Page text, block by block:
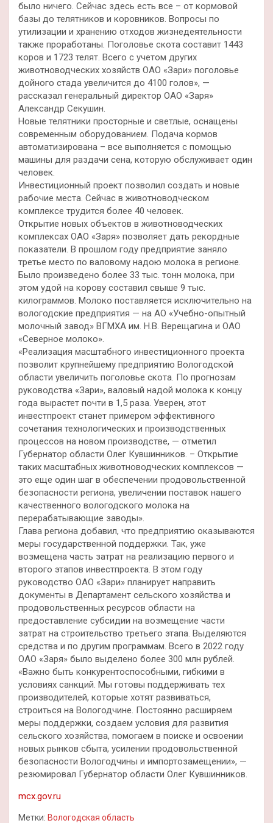
было ничего. Сейчас здесь есть все – от кормовой
базы до телятников и коровников. Вопросы по
утилизации и хранению отходов жизнедеятельности
также проработаны. Поголовье скота составит 1443
коров и 1723 телят. Всего с учетом других
животноводческих хозяйств ОАО «Зари» поголовье
дойного стада увеличится до 4100 голов», —
рассказал генеральный директор ОАО «Заря»
Александр Секушин.
Новые телятники просторные и светлые, оснащены
современным оборудованием. Подача кормов
автоматизирована – все выполняется с помощью
машины для раздачи сена, которую обслуживает один
человек.
Инвестиционный проект позволил создать и новые
рабочие места. Сейчас в животноводческом
комплексе трудится более 40 человек.
Открытие новых объектов в животноводческих
комплексах ОАО «Заря» позволяет дать рекордные
показатели. В прошлом году предприятие заняло
третье место по валовому надою молока в регионе.
Было произведено более 33 тыс. тонн молока, при
этом удой на корову составил свыше 9 тыс.
килограммов. Молоко поставляется исключительно на
вологодские предприятия — на АО «Учебно-опытный
молочный завод» ВГМХА им. Н.В. Верещагина и ОАО
«Северное молоко».
«Реализация масштабного инвестиционного проекта
позволит крупнейшему предприятию Вологодской
области увеличить поголовье скота. По прогнозам
руководства «Зари», валовый надой молока к концу
года вырастет почти в 1,5 раза. Уверен, этот
инвестпроект станет примером эффективного
сочетания технологических и производственных
процессов на новом производстве, — отметил
Губернатор области Олег Кувшинников. – Открытие
таких масштабных животноводческих комплексов —
это еще один шаг в обеспечении продовольственной
безопасности региона, увеличении поставок нашего
качественного вологодского молока на
перерабатывающие заводы».
Глава региона добавил, что предприятию оказываются
меры государственной поддержки. Так, уже
возмещена часть затрат на реализацию первого и
второго этапов инвестпроекта. В этом году
руководство ОАО «Зари» планирует направить
документы в Департамент сельского хозяйства и
продовольственных ресурсов области на
предоставление субсидии на возмещение части
затрат на строительство третьего этапа. Выделяются
средства и по другим программам. Всего в 2022 году
ОАО «Заря» было выделено более 300 млн рублей.
«Важно быть конкурентоспособными, гибкими в
условиях санкций. Мы готовы поддерживать тех
производителей, которые хотят развиваться,
строиться на Вологодчине. Постоянно расширяем
меры поддержки, создаем условия для развития
сельского хозяйства, помогаем в поиске и освоении
новых рынков сбыта, усилении продовольственной
безопасности Вологодчины и импортозамещении», —
резюмировал Губернатор области Олег Кувшинников.
mcx.gov.ru
Метки: Вологодская область